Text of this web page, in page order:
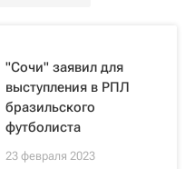
"Сочи" заявил для
выступления в РПЛ
бразильского
футболиста
23 февраля 2023